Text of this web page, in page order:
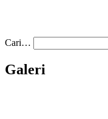
Cari…
Galeri